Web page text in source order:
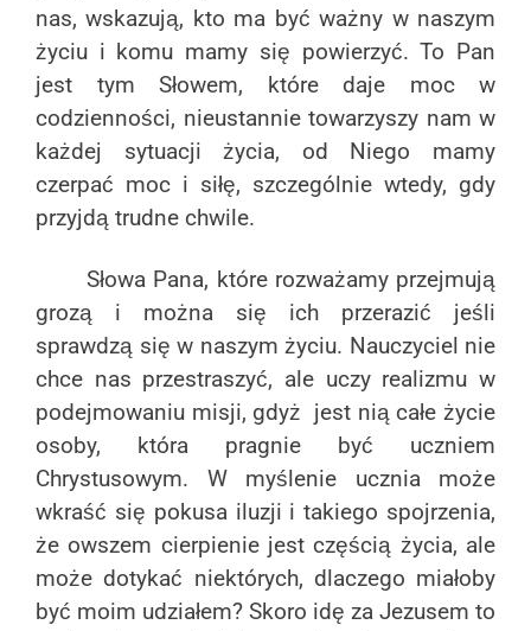
nas, wskazują, kto ma być ważny w naszym
życiu i komu mamy się powierzyć. To Pan
jest tym Słowem, które daje moc w
codzienności, nieustannie towarzyszy nam w
każdej sytuacji życia, od Niego mamy
czerpać moc i siłę, szczególnie wtedy, gdy
przyjdą trudne chwile.
Słowa Pana, które rozważamy przejmują
grozą i można się ich przerazić jeśli
sprawdzą się w naszym życiu. Nauczyciel nie
chce nas przestraszyć, ale uczy realizmu w
podejmowaniu misji, gdyż jest nią całe życie
osoby, która pragnie być uczniem
Chrystusowym. W myślenie ucznia może
wkraść się pokusa iluzji i takiego spojrzenia,
że owszem cierpienie jest częścią życia, ale
może dotykać niektórych, dlaczego miałoby
być moim udziałem? Skoro idę za Jezusem to